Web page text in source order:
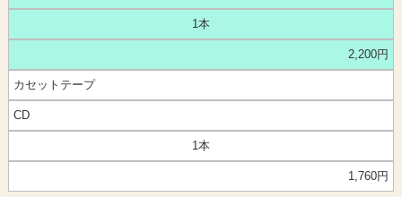
1本
2,200円
カセットテープ
CD
1本
1,760円